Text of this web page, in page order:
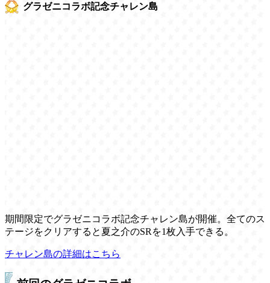
グラゼニコラボ記念チャレン島
期間限定でグラゼニコラボ記念チャレン島が開催。全てのス
テージをクリアすると夏之介のSRを1枚入手できる。
チャレン島の詳細はこちら